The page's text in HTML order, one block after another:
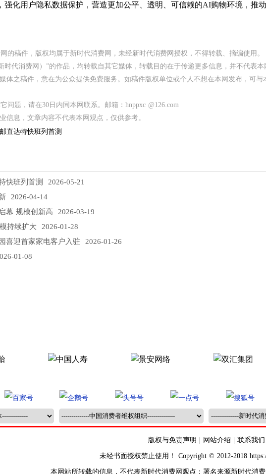
强化用户隐私数据保护，营造更加公平、透明、可信赖的AI购物环境，推
的稿件，版权均属于新时代消费网，未经新时代消费网授权，不得转载、摘编使用。
时代消费网）”的作品，均转载自其它媒体，转载目的在于传递更多信息，并不代表
体之稿件，意在为公众提供免费服务。如稿件版权单位或个人不想在本网发布，可与
问题，请在30日内同本网联系。邮箱：hnppxc @126.com
信息，文章内容不代表本网观点，仅供参考。
直达特快班列首测
快班列首测
2026-05-21
2026-04-14
幕 规模创新高 2026-03-19
持续扩大 2026-01-28
喜迎首家家电客户入驻 2026-01-26
01-08
版权与免责声明 网站介绍 联系我们
未经书面授权禁止使用！ Copyright © 2012-2018
本网站所转载的信息，不代表新时代消费网观点；署名来源新时代消